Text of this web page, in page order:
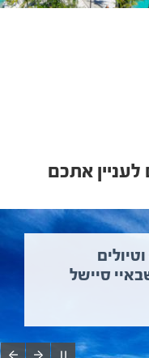
לעניין אתכם
סיישל